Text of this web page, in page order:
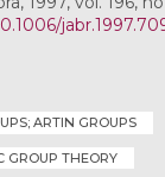
ARTIN GROUPS
GROUP THEORY